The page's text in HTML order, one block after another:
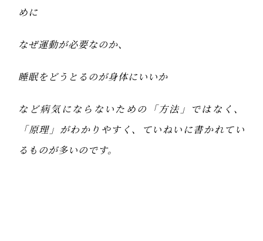
めに
なぜ運動が必要なのか、
睡眠をどうとるのが身体にいいか
など病気にならないための「方法」ではなく、
「原理」がわかりやすく、ていねいに書かれてい
るものが多いのです。